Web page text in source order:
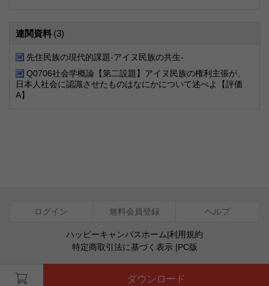
連関資料 (3)
先住民族の現代的課題-アイヌ民族の共生-
Q0706社会学概論【第二設題】アイヌ民族の権利主張が、
日本人社会に認識させたものはなにかについて述べよ【評価
A】
ダウンロード
ログイン 無料会員登録 ヘルプ
ハッピーキャンパスホーム|利用規約
特定商取引法に基づく表示|PC版